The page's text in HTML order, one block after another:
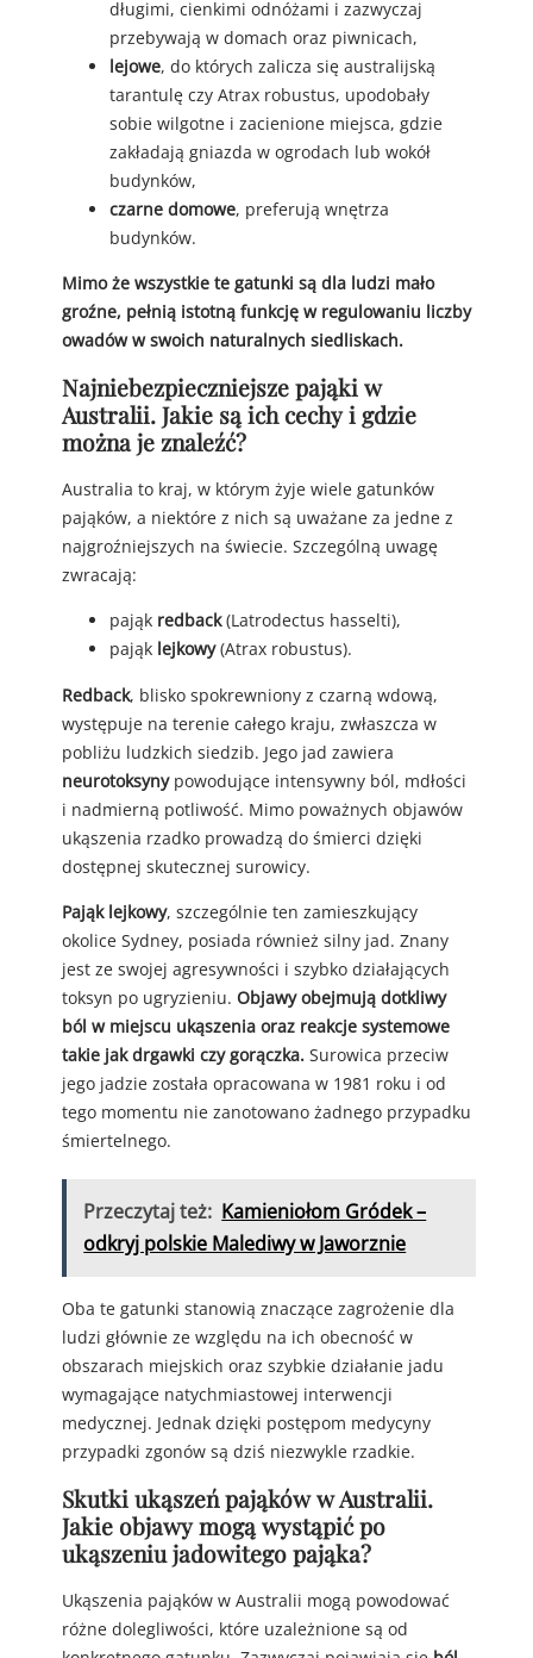
długimi, cienkimi odnóżami i zazwyczaj
przebywają w domach oraz piwnicach,
lejowe, do których zalicza się australijską
tarantulę czy Atrax robustus, upodobały
sobie wilgotne i zacienione miejsca, gdzie
zakładają gniazda w ogrodach lub wokół
budynków,
czarne domowe, preferują wnętrza
budynków.
Mimo że wszystkie te gatunki są dla ludzi mało
groźne, pełnią istotną funkcję w regulowaniu liczby
owadów w swoich naturalnych siedliskach.
Najniebezpieczniejsze pająki w
Australii. Jakie są ich cechy i gdzie
można je znaleźć?
Australia to kraj, w którym żyje wiele gatunków
pająków, a niektóre z nich są uważane za jedne z
najgroźniejszych na świecie. Szczególną uwagę
zwracają:
pająk redback(Latrodectus hasselti),
pająk lejkowy(Atrax robustus).
Redback, blisko spokrewniony z czarną wdową,
występuje na terenie całego kraju, zwłaszcza w
pobliżu ludzkich siedzib. Jego jad zawiera
neurotoksynypowodujące intensywny ból, mdłości
i nadmierną potliwość. Mimo poważnych objawów
ukąszenia rzadko prowadzą do śmierci dzięki
dostępnej skutecznej surowicy.
Pająk lejkowy, szczególnie ten zamieszkujący
okolice Sydney, posiada również silny jad. Znany
jest ze swojej agresywności i szybko działających
toksyn po ugryzieniu. Objawy obejmują dotkliwy
ból w miejscu ukąszenia oraz reakcje systemowe
takie jak drgawki czy gorączka. Surowica przeciw
jego jadzie została opracowana w 1981 roku i od
tego momentu nie zanotowano żadnego przypadku
śmiertelnego.
Przeczytaj też: Kamieniołom Gródek –
odkryj polskie Malediwy w Jaworznie
Oba te gatunki stanowią znaczące zagrożenie dla
ludzi głównie ze względu na ich obecność w
obszarach miejskich oraz szybkie działanie jadu
wymagające natychmiastowej interwencji
medycznej. Jednak dzięki postępom medycyny
przypadki zgonów są dziś niezwykle rzadkie.
Skutki ukąszeń pająków w Australii.
Jakie objawy mogą wystąpić po
ukąszeniu jadowitego pająka?
Ukąszenia pająków w Australii mogą powodować
różne dolegliwości, które uzależnione są od